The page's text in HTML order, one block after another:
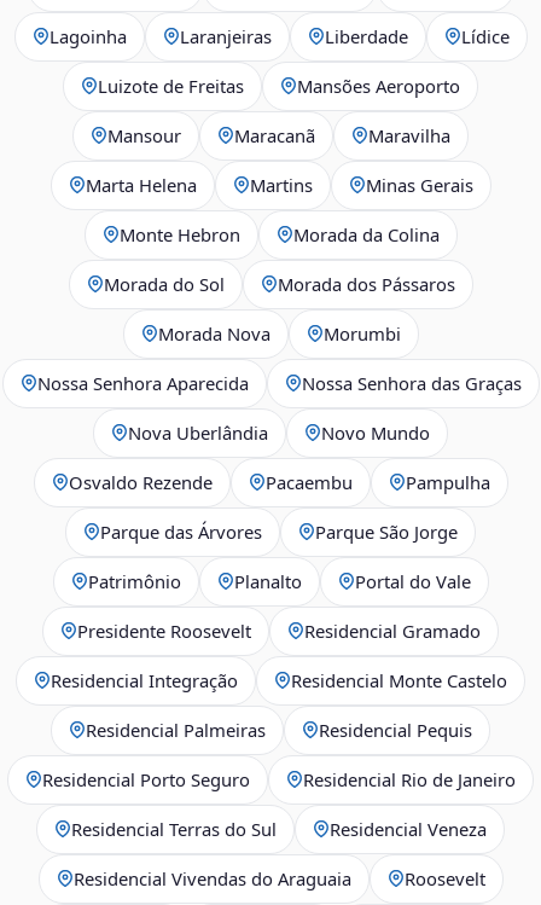
Lagoinha Laranjeiras Liberdade Lídice
Luizote de Freitas Mansões Aeroporto
Mansour Maracanã Maravilha
Marta Helena Martins Minas Gerais
Monte Hebron Morada da Colina
Morada do Sol Morada dos Pássaros
Morada Nova Morumbi
Nossa Senhora Aparecida Nossa Senhora das Graças
Nova Uberlândia Novo Mundo
Osvaldo Rezende Pacaembu Pampulha
Parque das Árvores Parque São Jorge
Patrimônio Planalto Portal do Vale
Presidente Roosevelt Residencial Gramado
Residencial Integração Residencial Monte Castelo
Residencial Palmeiras Residencial Pequis
Residencial Porto Seguro Residencial Rio de Janeiro
Residencial Terras do Sul Residencial Veneza
Residencial Vivendas do Araguaia Roosevelt